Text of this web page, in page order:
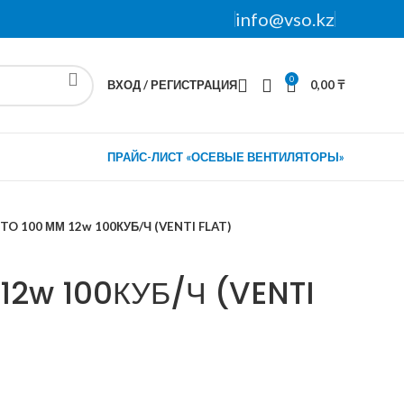
info@vso.kz
ВХОД / РЕГИСТРАЦИЯ 0 0,00₸
ПРАЙС-ЛИСТ «ОСЕВЫЕ ВЕНТИЛЯТОРЫ»
100 ММ 12w 100КУБ/Ч (VENTI FLAT)
100КУБ/Ч (VENTI